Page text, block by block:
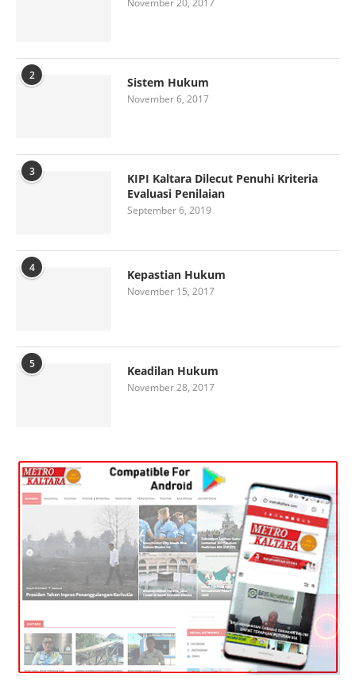
2 Sistem Hukum
November 6, 2017
3
KIPI Kaltara Dilecut Penuhi Kriteria
Evaluasi Penilaian
September 6, 2019
4 Kepastian Hukum
November 15, 2017
5 Keadilan Hukum
November 28, 2017